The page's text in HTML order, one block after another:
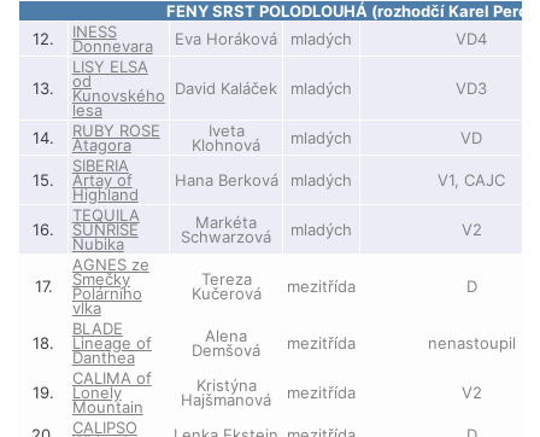
FENY SRST POLODLOUHÁ (rozhodčí Karel
12.
INESS
Donnevara Eva Horáková mladých VD4
13.
LISY ELSA
od
Kunovského
lesa
David Kaláček mladých VD3
14. RUBY ROSE
Atagora
Iveta
Klohnová mladých VD
15.
SIBERIA
Artay of
Highland
Hana Berková mladých V1, CAJC
16.
TEQUILA
SUNRISE
Nubika
Markéta
Schwarzová mladých V2
17.
AGNES ze
Smečky
Polárního
vlka
Tereza
Kučerová mezitřída D
18.
BLADE
Lineage of
Danthea
Alena
Demšová mezitřída nenastoupil
19.
CALIMA of
Lonely
Mountain
Kristýna
Hajšmanová mezitřída V2
CALIPSO